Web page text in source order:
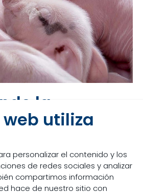
utiliza
personalizar el contenido y los
de redes sociales y analizar
compartimos información
hace de nuestro sitio con
la
lechones
de los lechones siempre
desempeño reproductivo de
de lechones consisten en la
antes del destete y después
parte de la mortalidad antes